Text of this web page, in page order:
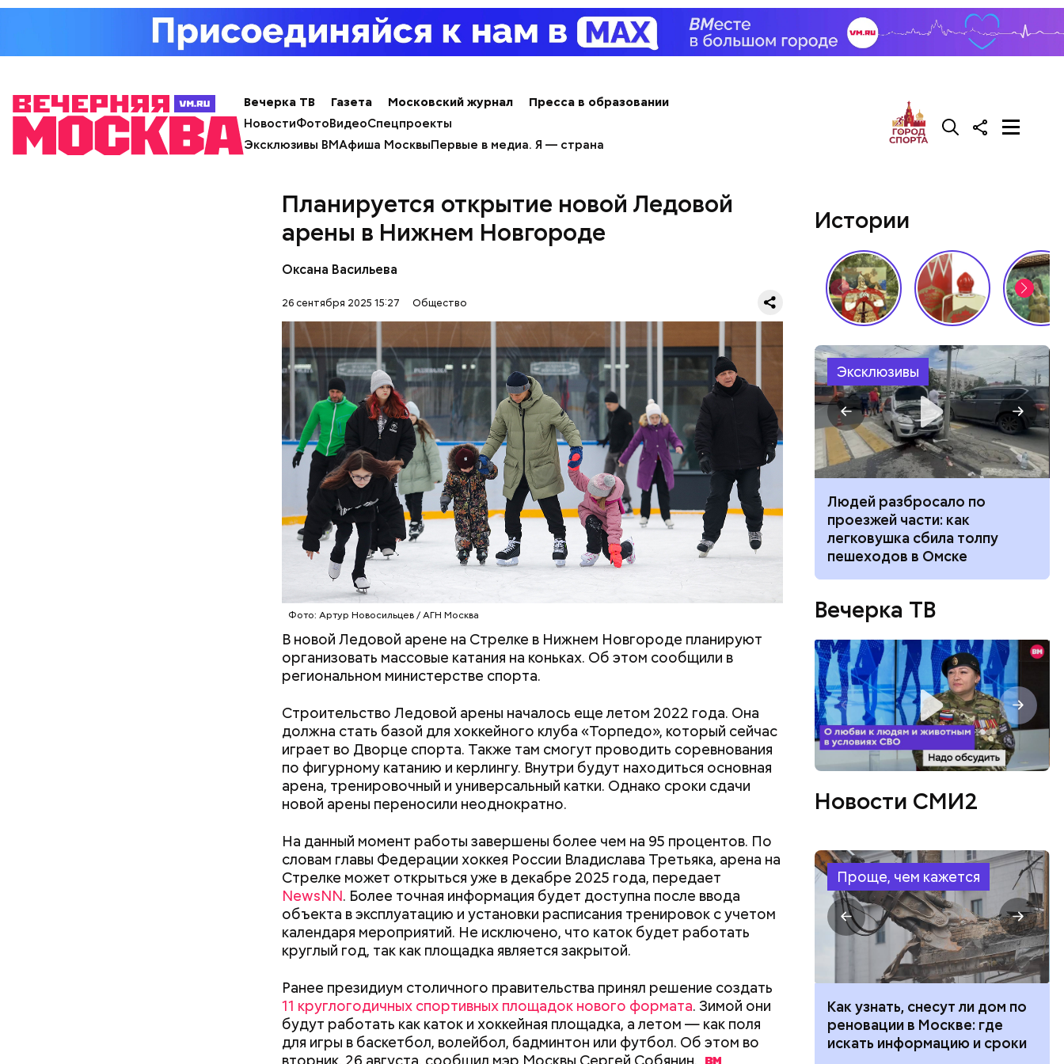
Вечерка ТВ Газета Московский журнал
Пресса в образовании
НовостиФотоВидеоСпецпроекты
Эксклюзивы ВМАфиша МосквыПервые в медиа. Я — страна
Планируется открытие новой Ледовой
арены в Нижнем Новгороде
Оксана Васильева
26 сентября 2025 15:27 Общество
Фото: Артур Новосильцев / АГН Москва
В новой Ледовой арене на Стрелке в Нижнем Новгороде планируют
организовать массовые катания на коньках. Об этом сообщили в
региональном министерстве спорта.
Строительство Ледовой арены началось еще летом 2022 года. Она
должна стать базой для хоккейного клуба «Торпедо», который сейчас
играет во Дворце спорта. Также там смогут проводить соревнования
по фигурному катанию и керлингу. Внутри будут находиться основная
арена, тренировочный и универсальный катки. Однако сроки сдачи
новой арены переносили неоднократно.
На данный момент работы завершены более чем на 95 процентов. По
словам главы Федерации хоккея России Владислава Третьяка, арена на
Стрелке может открыться уже в декабре 2025 года, передает
NewsNN. Более точная информация будет доступна после ввода
объекта в эксплуатацию и установки расписания тренировок с учетом
календаря мероприятий. Не исключено, что каток будет работать
круглый год, так как площадка является закрытой.
Ранее президиум столичного правительства принял решение создать
11 круглогодичных спортивных площадок нового формата. Зимой они
будут работать как каток и хоккейная площадка, а летом — как поля
для игры в баскетбол, волейбол, бадминтон или футбол. Об этом во
Международный день холостяка
В Международный день холостяка все мужчины без пары видятся со
своими друзьями, устраивают вечеринки, играют в видеоигры и
проводят время, наслаждаясь свободой и независимостью, пока это
возможно, ведь может быть и так, что через год они уже не будут
холостяками.
Спагетти из кабачков
Ингредиенты: Истории
Эксклюзивы
Хотела спасти малыша: как
мать и сын погибли при
падении из окна в Раменском
Вода за 10 тысяч: поможет ли
японский напиток сбросить
лишний вес
Людей разбросало по
проезжей части: как
легковушка сбила толпу
пешеходов в Омске
Вечерка ТВ
Новости СМИ2
Проще, чем кажется
Как поменять батареи дома и
не получить штраф
Как получить до 100 тысяч
рублей от государства при
трудной ситуации: кто может
Как узнать, снесут ли дом по
реновации в Москве: где
искать информацию и сроки